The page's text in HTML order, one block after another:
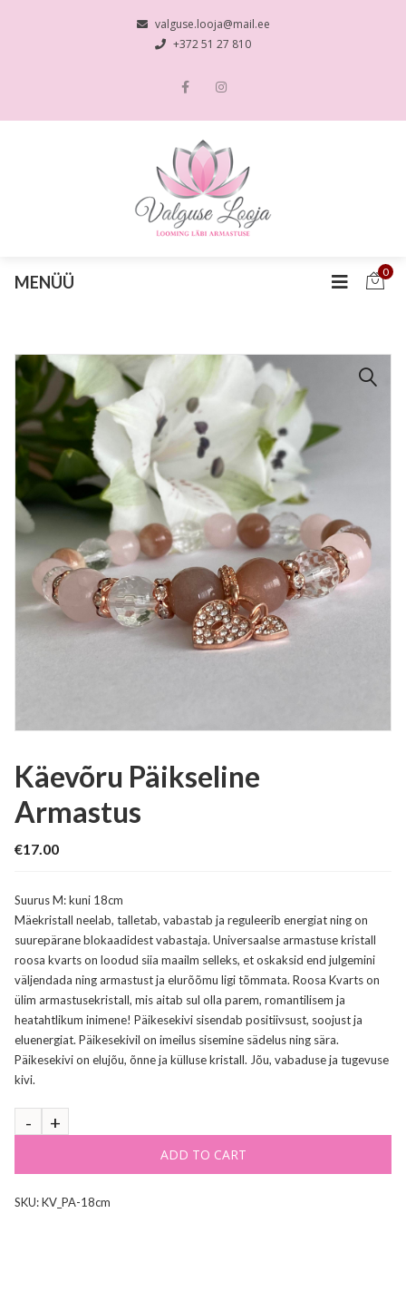
valguse.looja@mail.ee
+372 51 27 810
MENÜÜ
0
Käevõru Päikseline
Armastus
€17.00
Suurus M: kuni 18cm
Mäekristall neelab, talletab, vabastab ja reguleerib energiat ning on
suurepärane blokaadidest vabastaja. Universaalse armastuse kristall
roosa kvarts on loodud siia maailm selleks, et oskaksid end julgemini
väljendada ning armastust ja elurõõmu ligi tõmmata. Roosa Kvarts on
ülim armastusekristall, mis aitab sul olla parem, romantilisem ja
heatahtlikum inimene! Päikesekivi sisendab positiivsust, soojust ja
eluenergiat. Päikesekivil on imeilus sisemine sädelus ning sära.
Päikesekivi on elujõu, õnne ja külluse kristall. Jõu, vabaduse ja tugevuse
kivi.
ADD TO CART
SKU:KV_PA-18cm